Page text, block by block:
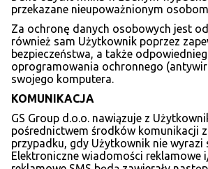
przekazane nieupoważnionym
Za ochronę danych osobowych jest
również sam Użytkownik poprzez
bezpieczeństwa, a także
oprogramowania ochronnego
swojego komputera.
KOMUNIKACJA
GS Group d.o.o. nawiązuje z
pośrednictwem środków komunikacji
przypadku, gdy Użytkownik nie wyrazi
Elektroniczne wiadomości reklamowe